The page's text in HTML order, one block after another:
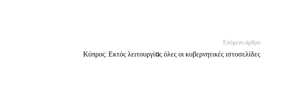
Επόμενο άρθρο
Κύπρος: Εκτός λειτουργίας όλες οι κυβερνητικές ιστοσελίδες